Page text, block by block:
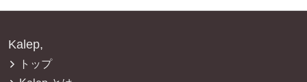
Kalep,
トップ